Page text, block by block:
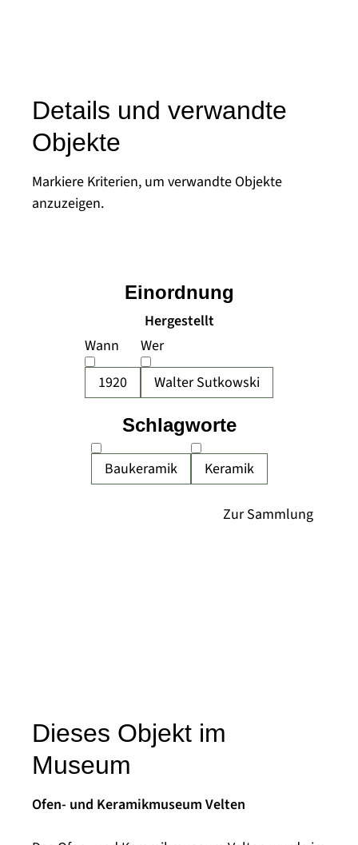
Details und verwandte
Objekte
Markiere Kriterien, um verwandte Objekte
anzuzeigen.
Hergestellt
Wann
1920
Wer
Walter Sutkowski
Baukeramik Keramik
Einordnung
Schlagworte
Dieses Objekt im
Museum
Ofen- und Keramikmuseum Velten